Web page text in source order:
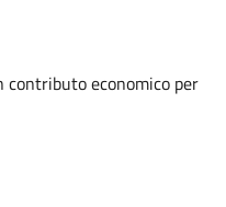
contributo economico per